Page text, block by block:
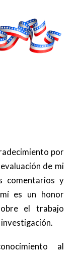
por
de mi
comentarios y
es un honor
el trabajo
al